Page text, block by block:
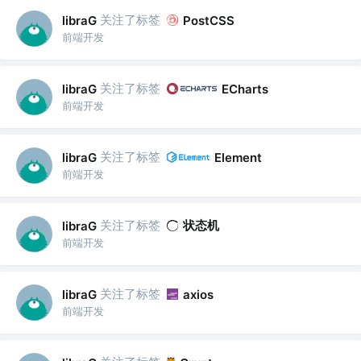
libraG 关注了标签 PostCSS
前端开发
libraG 关注了标签 ECharts
前端开发
libraG 关注了标签 Element
前端开发
libraG 关注了标签 状态机
前端开发
libraG 关注了标签 axios
前端开发